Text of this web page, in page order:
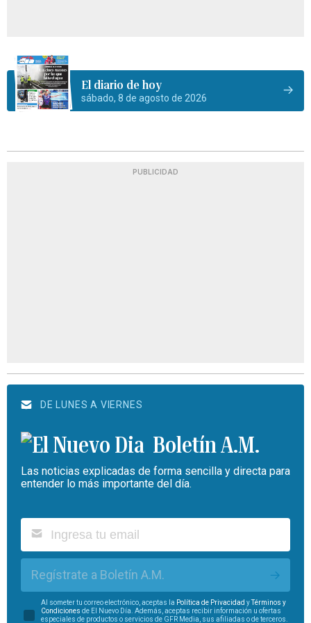
El diario de hoy
sábado, 8 de agosto de 2026
PUBLICIDAD
DE LUNES A VIERNES
Boletín A.M.
Las noticias explicadas de forma sencilla y directa para
entender lo más importante del día.
Regístrate a Boletín A.M.
Al someter tu correo electrónico, aceptas la Política de Privacidad y
Términos y
Condiciones de El Nuevo Día. Además, aceptas recibir información u ofertas
especiales de productos o servicios de GFR Media, sus afiliadas o de terceros.